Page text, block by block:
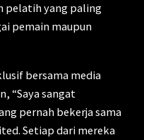
pelatih yang paling
pemain maupun
bersama media
“Saya sangat
pernah bekerja sama
Setiap dari mereka